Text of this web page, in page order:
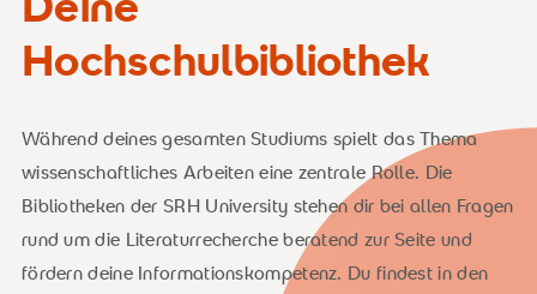
Hochschulbibliothek
Während deines gesamten Studiums spielt das Thema
wissenschaftliches Arbeiten eine zentrale Rolle. Die
Bibliotheken der SRH University stehen dir bei allen Fragen
rund um die Literaturrecherche beratend zur Seite und
fördern deine Informationskompetenz. Du findest in den